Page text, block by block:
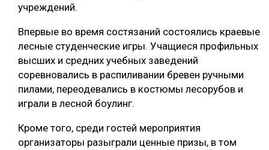
учреждений.
Впервые во время состязаний состоялись краевые
лесные студенческие игры. Учащиеся профильных
высших и средних учебных заведений
соревновались в распиливании бревен ручными
пилами, переодевались в костюмы лесорубов и
играли в лесной боулинг.
Кроме того, среди гостей мероприятия
организаторы разыграли ценные призы, в том